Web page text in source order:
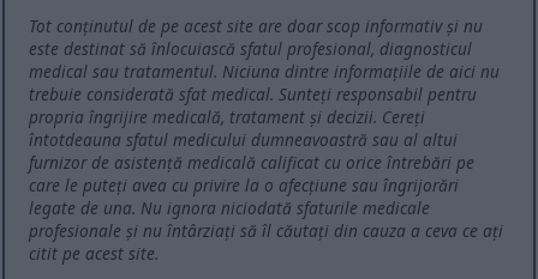
Tot conținutul de pe acest site are doar scop informativ și nu
este destinat să înlocuiască sfatul profesional, diagnosticul
medical sau tratamentul. Niciuna dintre informațiile de aici nu
trebuie considerată sfat medical. Sunteți responsabil pentru
propria îngrijire medicală, tratament și decizii. Cereți
întotdeauna sfatul medicului dumneavoastră sau al altui
furnizor de asistență medicală calificat cu orice întrebări pe
care le puteți avea cu privire la o afecțiune sau îngrijorări
legate de una. Nu ignora niciodată sfaturile medicale
profesionale și nu întârziați să îl căutați din cauza a ceva ce ați
citit pe acest site.